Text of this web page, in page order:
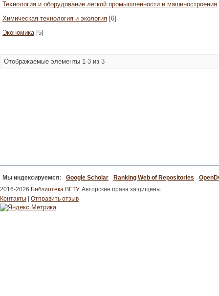
Технология и оборудование легкой промышленности и машиностроения
Химическая технология и экология [6]
Экономика[5]
Отображаемые элементы 1-3 из 3
Мы индексируемся: Google Scholar Ranking Web of Repositories
2016-2026 Библиотека ВГТУ. Авторские права защищены.
Контакты
Отправить отзыв